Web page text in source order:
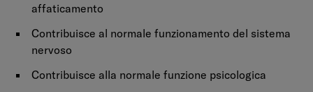
affaticamento
Contribuisce al normale funzionamento del sistema
nervoso
Contribuisce alla normale funzione psicologica